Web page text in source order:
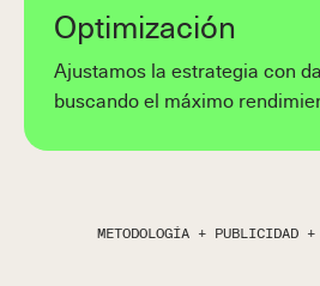
METODOLOGÍA + PUBLICIDAD
Optimización
Ajustamos la estrategia con
buscando el máximo